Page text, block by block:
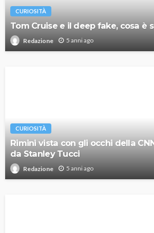
CURIOSITÀ
Tom Cruise e il deep fake, cosa è
Redazione 5 anni ago
CURIOSITÀ
Rimini vista con gli occhi della
da Stanley Tucci
Redazione 5 anni ago